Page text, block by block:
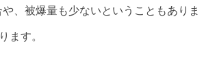
、被爆量も少ないということもありま
す。